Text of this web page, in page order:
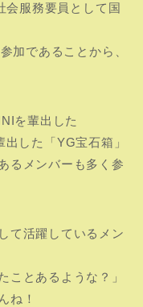
服務要員として国
加であることから、
を輩出した
した「YG宝石箱」
るメンバーも多く参
て活躍しているメン
ことあるような？」
ね！